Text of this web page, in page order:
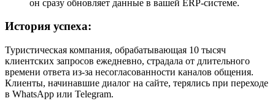
он сразу обновляет данные в вашей ERP-системе.
История успеха:
Туристическая компания, обрабатывающая 10 тысяч
клиентских запросов ежедневно, страдала от длительного
времени ответа из-за несогласованности каналов общения.
Клиенты, начинавшие диалог на сайте, терялись при переходе
в WhatsApp или Telegram.